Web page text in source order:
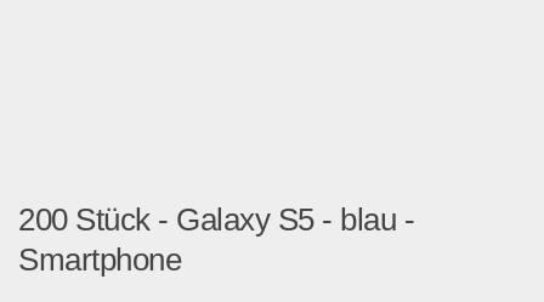
200 Stück - Galaxy S5 - blau -
Smartphone